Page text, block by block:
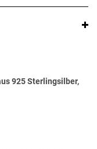
925 Sterlingsilber,